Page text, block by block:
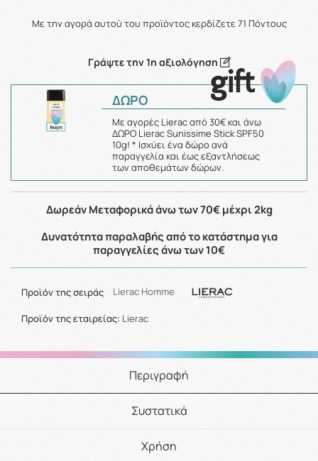
Με την αγορά αυτού του προϊόντος κερδίζετε 71 Πόντους
Γράψτε την 1η αξιολόγηση
ΔΩΡΟ
Με αγορές Lierac από 30€ και άνω
ΔΩΡΟ Lierac Sunissime Stick SPF50
10g! * Ισχύει ένα δώρο ανά
παραγγελία και έως εξαντλήσεως
των αποθεμάτων δώρων.
Δωρεάν Μεταφορικά άνω των 70€ μέχρι 2kg
Δυνατότητα παραλαβής από το κατάστημα για
παραγγελίες άνω των 10€
Προϊόν της σειράς Lierac Homme
Προϊόν της εταιρείας: Lierac
Περιγραφή
Συστατικά
Χρήση